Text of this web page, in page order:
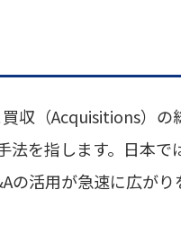
収（Acquisitions）の
を指します。日本で
活用が急速に広がり